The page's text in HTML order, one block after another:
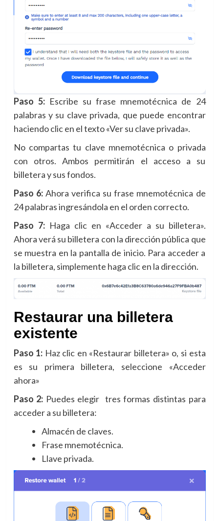
Paso 5:Escribe su frase mnemotécnica de 24
palabras y su clave privada, que puede encontrar
haciendo clic en el texto «Ver su clave privada».
No compartas tu clave mnemotécnica o privada
con otros. Ambos permitirán el acceso a su
billetera y sus fondos.
Paso 6:Ahora verifica su frase mnemotécnica de
24 palabras ingresándola en el orden correcto.
Paso 7:Haga clic en «Acceder a su billetera».
Ahora verá su billetera con la dirección pública que
se muestra en la pantalla de inicio. Para acceder a
la billetera, simplemente haga clic en la dirección.
Restaurar una billetera
existente
Paso 1: Haz clic en «Restaurar billetera» o, si esta
es su primera billetera, seleccione «Acceder
ahora»
Paso 2: Puedes elegir tres formas distintas para
acceder a su billetera:
Almacén de claves.
Frase mnemotécnica.
Llave privada.